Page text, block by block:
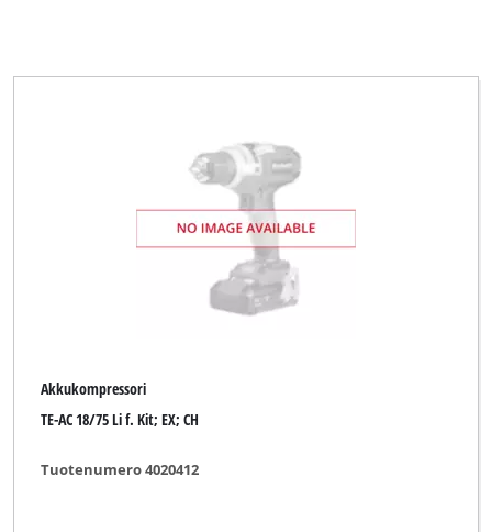
Akkukompressori
TE-AC 18/75 Li f. Kit; EX; CH
Tuotenumero 4020412